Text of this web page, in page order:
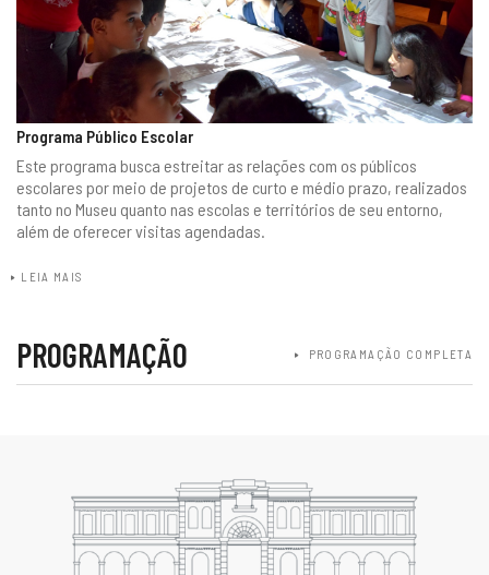
Programa Público Escolar
Este programa busca estreitar as relações com os públicos
escolares por meio de projetos de curto e médio prazo, realizados
tanto no Museu quanto nas escolas e territórios de seu entorno,
além de oferecer visitas agendadas.
LEIA MAIS
PROGRAMAÇÃO PROGRAMAÇÃO COMPLETA